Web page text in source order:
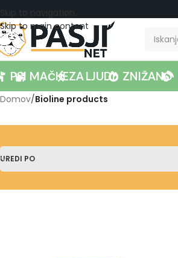
Skip to navigation
Skip to main content
PSI MAČKEZA LJUDI ZNIŽANO
Domov/Bioline products
UREDI PO